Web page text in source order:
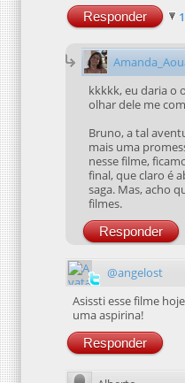
Responder
kkkkk, eu daria o
olhar dele me
Bruno, a tal
mais uma
nesse filme,
final, que claro é
saga. Mas, acho
filmes.
Responder
@angelost
Asissti esse filme
uma aspirina!
Responder